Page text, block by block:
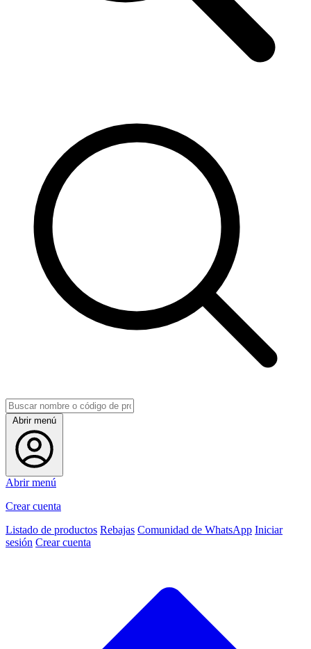
Abrir menú
Abrir menú
Crear cuenta
Listado de productos Rebajas Comunidad de WhatsApp Iniciar
sesión Crear cuenta